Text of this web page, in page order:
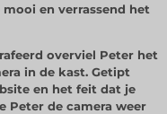
en verrassend het
overviel Peter het
in de kast. Getipt
en het feit dat je
Peter de camera weer